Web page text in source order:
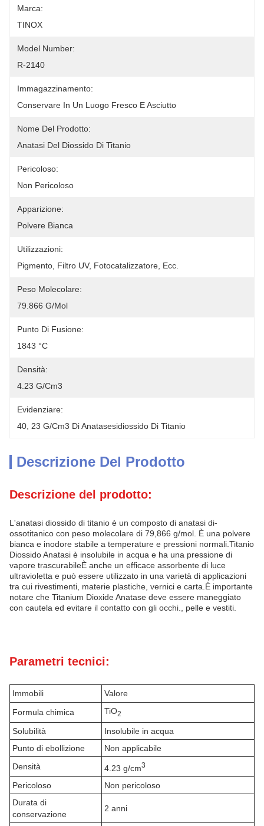
Marca:
TINOX
Model Number:
R-2140
Immagazzinamento:
Conservare In Un Luogo Fresco E Asciutto
Nome Del Prodotto:
Anatasi Del Diossido Di Titanio
Pericoloso:
Non Pericoloso
Apparizione:
Polvere Bianca
Utilizzazioni:
Pigmento, Filtro UV, Fotocatalizzatore, Ecc.
Peso Molecolare:
79.866 G/mol
Punto Di Fusione:
1843 °C
Densità:
4.23 G/cm3
Evidenziare:
40 23 G/cm3 Di Anatasesidiossido Di Titanio
Descrizione Del Prodotto
Descrizione del prodotto:
L'anatasi diossido di titanio è un composto di anatasi di-
ossotitanico con peso molecolare di 79,866 g/mol. È una polvere
bianca e inodore stabile a temperature e pressioni normali.Titanio
Diossido Anatasi è insolubile in acqua e ha una pressione di
vapore trascurabileÈ anche un efficace assorbente di luce
ultravioletta e può essere utilizzato in una varietà di applicazioni
tra cui rivestimenti, materie plastiche, vernici e carta.È importante
notare che Titanium Dioxide Anatase deve essere maneggiato
con cautela ed evitare il contatto con gli occhi., pelle e vestiti.
Parametri tecnici:
Immobili
Valore
Formula chimica
TiO2
Solubilità
Insolubile in acqua
Punto di ebollizione
Non applicabile
Densità
4.23 g/cm3
Pericoloso
Non pericoloso
Durata di
conservazione
2 anni